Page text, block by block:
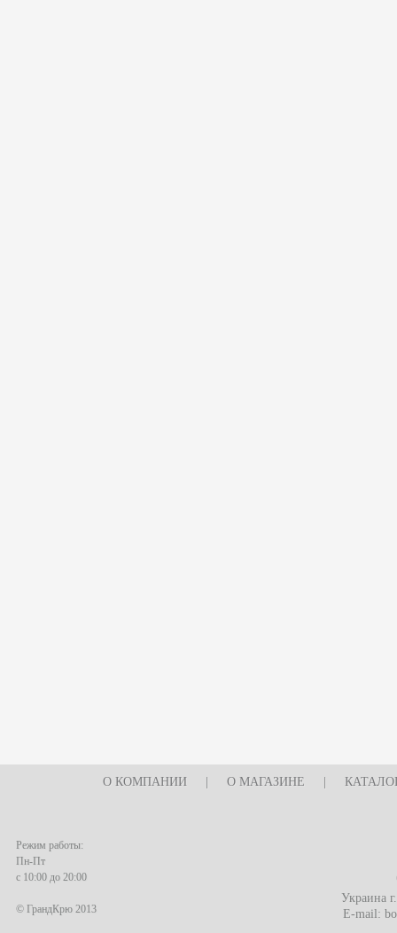
О КОМПАНИИ О МАГАЗИНЕ
Режим работы:
Пн-Пт
с 10:00 до 20:00
© ГрандКрю 2013
Украина
E-mail: